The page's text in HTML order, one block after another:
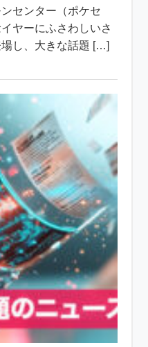
センター（ポケセ
ヤーにふさわしいさ
し、大きな話題 […]